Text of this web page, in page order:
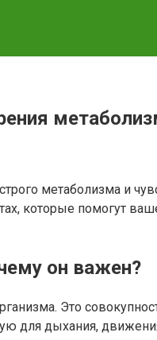
метаболизма и
которые помогут
он важен?
Это
для дыхания,